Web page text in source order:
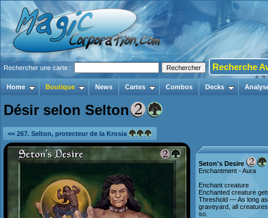
Rechercher une carte : Recherche
Home Boutique News Cartes Combos Decks
Désir selon Selton
<< 267. Selton, protecteur de la Krosia
Seton's Desire
Enchantment - Aura
Enchant creature
Enchanted creature
Threshold — As long
graveyard, all
so.